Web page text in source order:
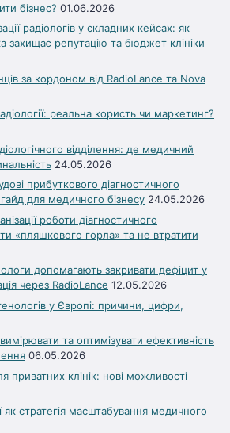
бізнес? 01.06.2026
радіологів у складних кейсах: як
захищає репутацію та бюджет клініки
за кордоном від RadioLance та Nova
реальна користь чи маркетинг?
відділення: де медичний
24.05.2026
прибуткового діагностичного
для медичного бізнесу 24.05.2026
роботи діагностичного
«пляшкового горла» та не втратити
допомагають закривати дефіцит у
через RadioLance 12.05.2026
у Європі: причини, цифри,
вимірювати та оптимізувати ефективність
06.05.2026
приватних клінік: нові можливості
як стратегія масштабування медичного